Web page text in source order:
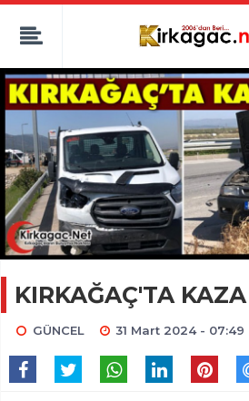
KIRKAĞAÇ'TA
GÜNCEL 31 Mart 2024 - 07:49